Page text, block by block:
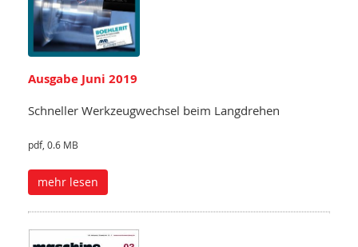
Ausgabe Juni 2019
Schneller Werkzeugwechsel beim Langdrehen
pdf, 0.6 MB
mehr lesen